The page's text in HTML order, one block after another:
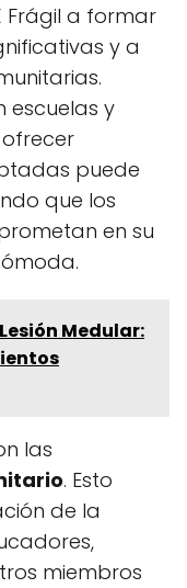
Frágil a formar
y a
escuelas y
puede
que los
en su
Lesión Medular:
las
. Esto
de la
miembros